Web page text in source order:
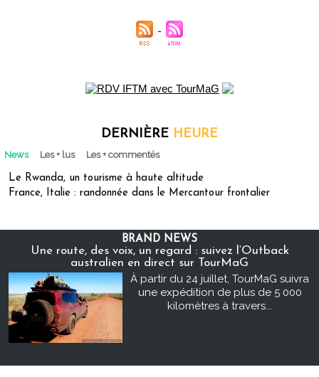
DERNIÈRE HEURE
News Les + lus Les + commentés
Le Rwanda, un tourisme à haute altitude
France, Italie : randonnée dans le Mercantour frontalier
BRAND NEWS
Une route, des voix, un regard : suivez l’Outback
australien en direct sur TourMaG
À partir du 24 juillet, TourMaG suivra
une expédition de plus de 5 000
kilomètres à travers...